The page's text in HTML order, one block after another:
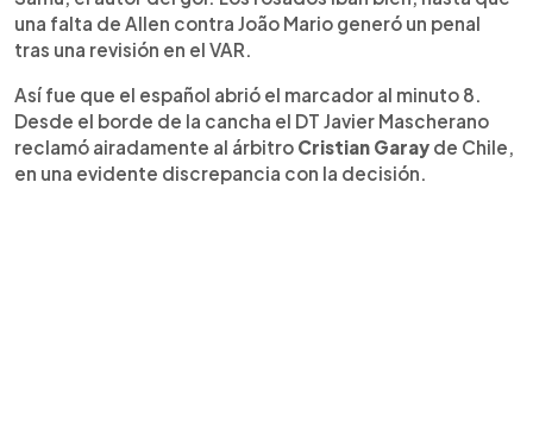
una falta de Allen contra João Mario generó un penal
tras una revisión en el VAR.
Así fue que el español abrió el marcador al minuto 8.
Desde el borde de la cancha el DT Javier Mascherano
reclamó airadamente al árbitro Cristian Garay de Chile,
en una evidente discrepancia con la decisión.